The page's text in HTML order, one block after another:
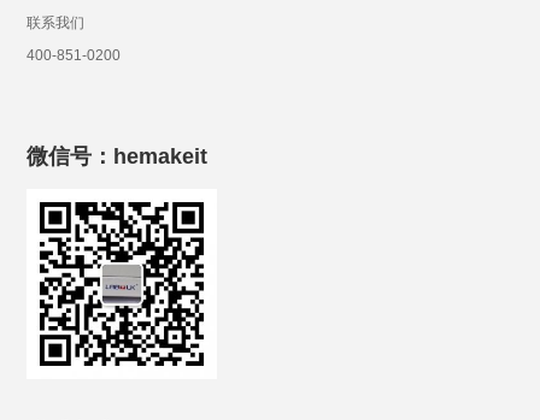
联系我们
400-851-0200
微信号：hemakeit